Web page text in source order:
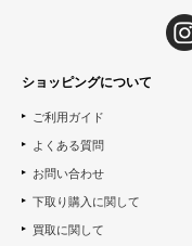
ショッピングについて
ご利用ガイド
よくある質問
お問い合わせ
下取り購入に関して
買取に関して